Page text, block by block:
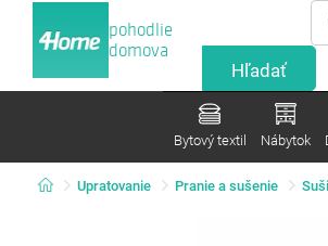
pohodlie
domova
Bytový textil Nábytok
Upratovanie Pranie a sušenie